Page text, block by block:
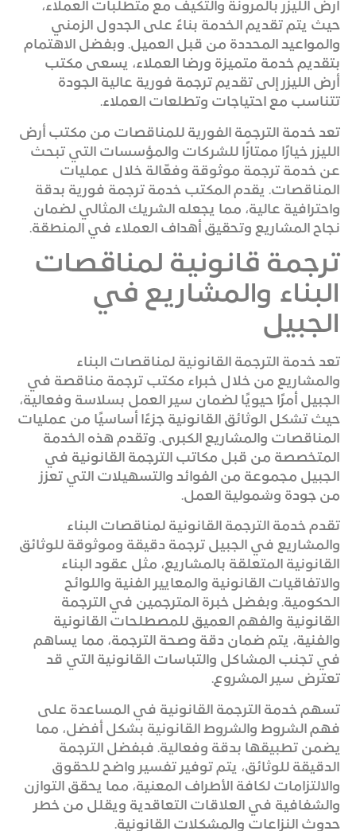
أرض الليزر بالمرونة والتكيف مع متطلبات العملاء،
حيث يتم تقديم الخدمة بناءً على الجدول الزمني
والمواعيد المحددة من قبل العميل. وبفضل الاهتمام
بتقديم خدمة متميزة ورضا العملاء، يسعى مكتب
أرض الليزر إلى تقديم ترجمة فورية عالية الجودة
تتناسب مع احتياجات وتطلعات العملاء.
تعد خدمة الترجمة الفورية للمناقصات من مكتب أرض
الليزر خيارًا ممتازًا للشركات والمؤسسات التي تبحث
عن خدمة ترجمة موثوقة وفعّالة خلال عمليات
المناقصات. يقدم المكتب خدمة ترجمة فورية بدقة
واحترافية عالية، مما يجعله الشريك المثالي لضمان
نجاح المشاريع وتحقيق أهداف العملاء في المنطقة.
ترجمة قانونية لمناقصات
البناء والمشاريع في
الجبيل
تعد خدمة الترجمة القانونية لمناقصات البناء
والمشاريع من خلال خبراء مكتب ترجمة مناقصة في
الجبيل أمرًا حيويًا لضمان سير العمل بسلاسة وفعالية،
حيث تشكل الوثائق القانونية جزءًا أساسيًا من عمليات
المناقصات والمشاريع الكبرى. وتقدم هذه الخدمة
المتخصصة من قبل مكاتب الترجمة القانونية في
الجبيل مجموعة من الفوائد والتسهيلات التي تعزز
من جودة وشمولية العمل.
تقدم خدمة الترجمة القانونية لمناقصات البناء
والمشاريع في الجبيل ترجمة دقيقة وموثوقة للوثائق
القانونية المتعلقة بالمشاريع، مثل عقود البناء
والاتفاقيات القانونية والمعايير الفنية واللوائح
الحكومية. وبفضل خبرة المترجمين في الترجمة
القانونية والفهم العميق للمصطلحات القانونية
والفنية، يتم ضمان دقة وصحة الترجمة، مما يساهم
في تجنب المشاكل والتباسات القانونية التي قد
تعترض سير المشروع.
تسهم خدمة الترجمة القانونية في المساعدة على
فهم الشروط والشروط القانونية بشكل أفضل، مما
يضمن تطبيقها بدقة وفعالية. فبفضل الترجمة
الدقيقة للوثائق، يتم توفير تفسير واضح للحقوق
والالتزامات لكافة الأطراف المعنية، مما يحقق التوازن
والشفافية في العلاقات التعاقدية ويقلل من خطر
حدوث النزاعات والمشكلات القانونية.